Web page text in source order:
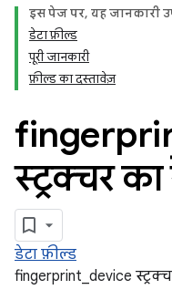
इस पेज पर, यह जानकारी
डेटा फ़ील्ड
पूरी जानकारी
फ़ील्ड का दस्तावेज़
स्ट्रक्चर
डेटा फ़ील्ड
fingerprint_device